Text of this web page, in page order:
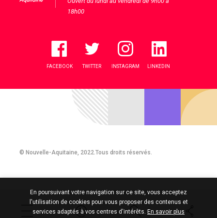
18h00
FACEBOOK TWITTER INSTAGRAM LINKEDIN
© Nouvelle-Aquitaine, 2022.Tous droits réservés.
En poursuivant votre navigation sur ce site, vous acceptez
l'utilisation de cookies pour vous proposer des contenus et
services adaptés à vos centres d'intérêts. En savoir plus